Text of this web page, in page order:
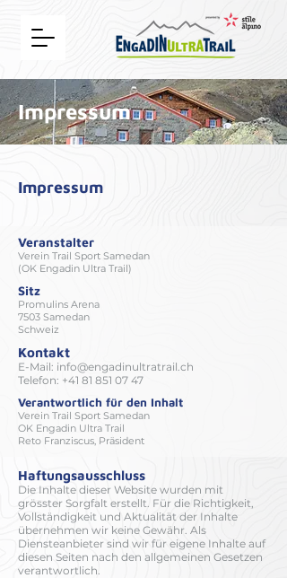
Impressum
Impressum
Veranstalter
Verein Trail Sport Samedan
(OK Engadin Ultra Trail)
Sitz
Promulins Arena
7503 Samedan
Schweiz
Kontakt
E-Mail: info@engadinultratrail.ch
Telefon: +41 81 851 07 47
Verantwortlich für den Inhalt
Verein Trail Sport Samedan
OK Engadin Ultra Trail
Reto Franziscus, Präsident
Haftungsausschluss
Die Inhalte dieser Website wurden mit
grösster Sorgfalt erstellt. Für die Richtigkeit,
Vollständigkeit und Aktualität der Inhalte
übernehmen wir keine Gewähr. Als
Diensteanbieter sind wir für eigene Inhalte auf
diesen Seiten nach den allgemeinen Gesetzen
verantwortlich.